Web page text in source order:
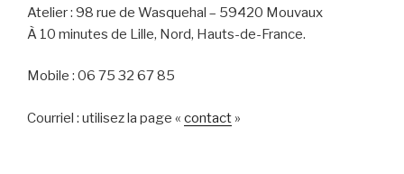
Atelier : 98 rue de Wasquehal – 59420 Mouvaux
À 10 minutes de Lille, Nord, Hauts-de-France.
Mobile : 06 75 32 67 85
Courriel : utilisez la page « contact »